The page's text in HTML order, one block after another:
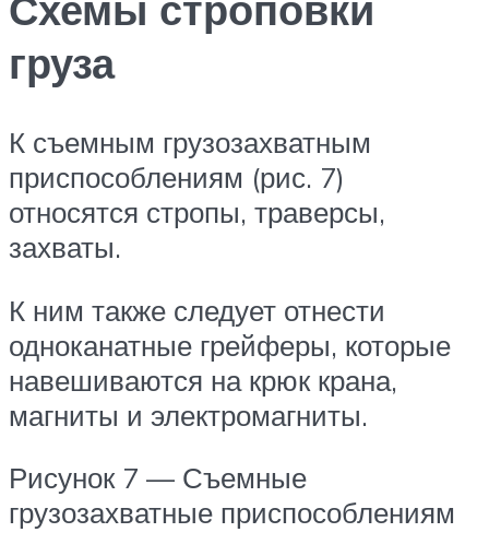
груза
К съемным грузозахватным
приспособлениям (рис. 7)
относятся стропы, траверсы,
захваты.
К ним также следует отнести
одноканатные грейферы, которые
навешиваются на крюк крана,
магниты и электромагниты.
Рисунок 7 — Съемные
грузозахватные приспособлениям